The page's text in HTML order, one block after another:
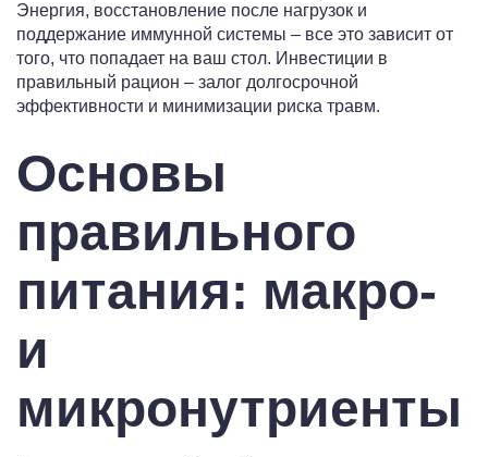
Энергия, восстановление после нагрузок и
поддержание иммунной системы – все это зависит от
того, что попадает на ваш стол. Инвестиции в
правильный рацион – залог долгосрочной
эффективности и минимизации риска травм.
Основы
правильного
питания: макро-
и
микронутриенты